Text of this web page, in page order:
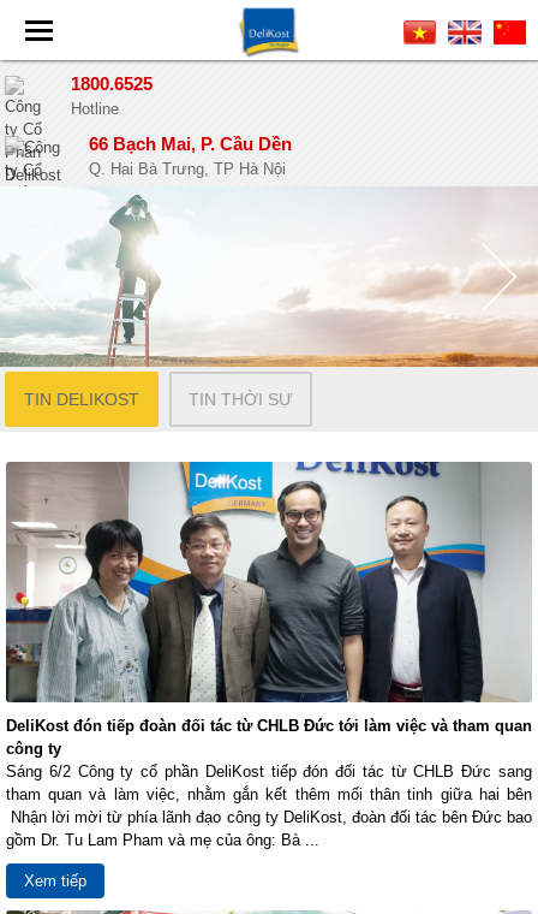
1800.6525
Hotline
66 Bạch Mai, P. Cầu Dền
Q. Hai Bà Trưng, TP Hà Nội
TIN DELIKOST TIN THỜI SỰ
DeliKost đón tiếp đoàn đối tác từ CHLB Đức tới làm việc và tham quan
công ty
Sáng 6/2 Công ty cổ phần DeliKost tiếp đón đối tác từ CHLB Đức sang
tham quan và làm việc, nhằm gắn kết thêm mối thân tinh giữa hai bên
Nhận lời mời từ phía lãnh đạo công ty DeliKost, đoàn đối tác bên Đức bao
gồm Dr. Tu Lam Pham và mẹ của ông: Bà ...
Xem tiếp